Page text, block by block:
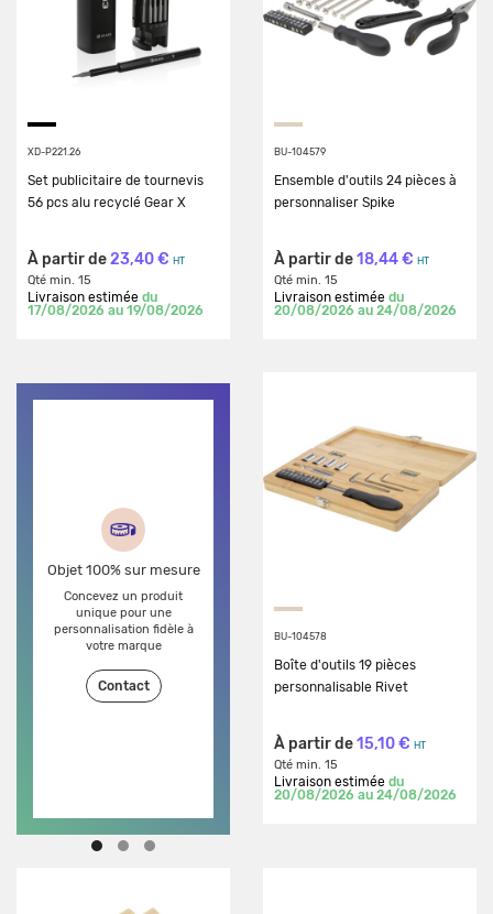
XD-P221.26
Set publicitaire de tournevis
56 pcs alu recyclé Gear X
À partir de23,40 € HT
Qté min. 15
Livraison estimée du
17/08/2026 au 19/08/2026
BU-104579
Ensemble d'outils 24 pièces à
personnaliser Spike
À partir de18,44 € HT
Qté min. 15
Livraison estimée du
20/08/2026 au 24/08/2026
Objet 100% sur mesure
Concevez un produit
unique pour une
personnalisation fidèle à
votre marque
Contact
en choisissant les couleurs
adaptés à votre logo
Découvrir
BU-104578
Boîte d'outils 19 pièces
personnalisable Rivet
À partir de15,10 € HT
Qté min. 15
Livraison estimée du
20/08/2026 au 24/08/2026